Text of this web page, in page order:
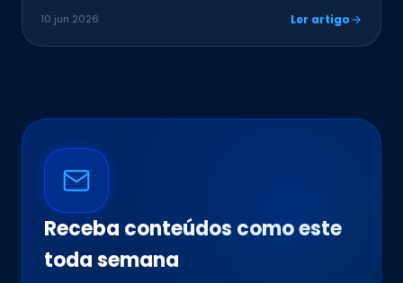
10 jun 2026 Ler artigo
Receba conteúdos como este
toda semana